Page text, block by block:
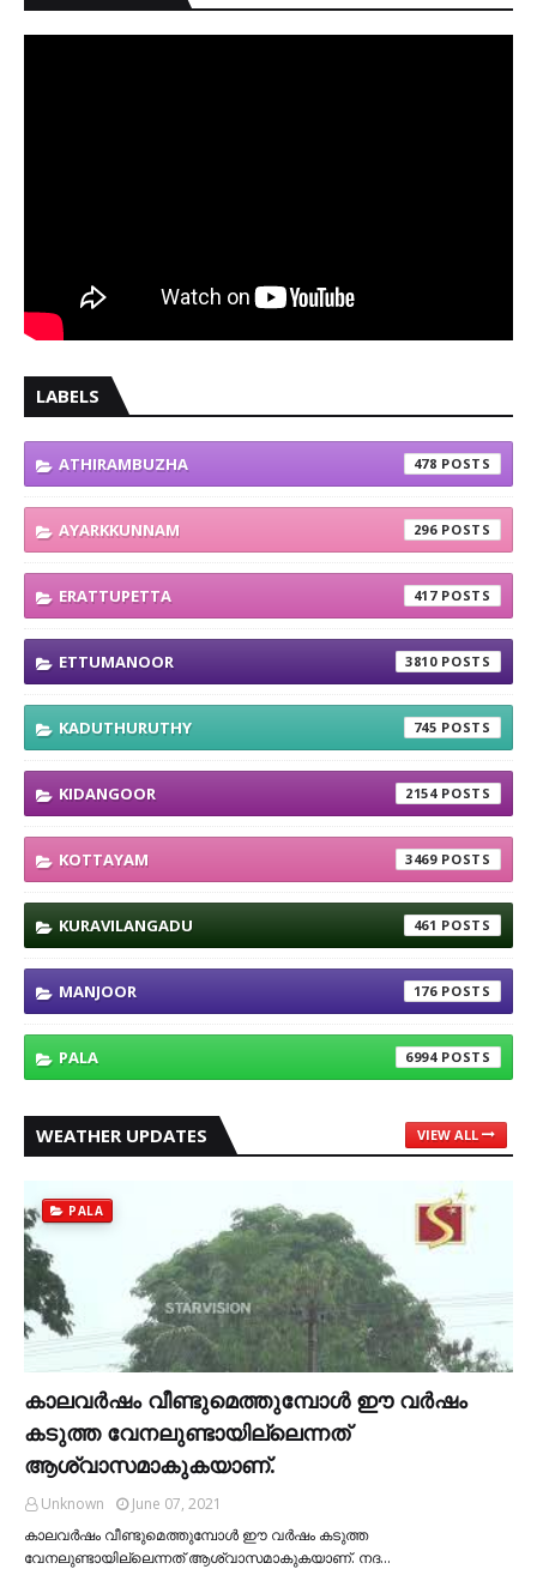
LABELS
ATHIRAMBUZHA 478
AYARKKUNNAM 296
ERATTUPETTA 417
ETTUMANOOR 3810
KADUTHURUTHY 745
KIDANGOOR 2154
KOTTAYAM 3469
KURAVILANGADU 461
MANJOOR 176
PALA 6994
WEATHER UPDATES VIEW ALL
PALA
കാലവര്‍ഷം വീണ്ടുമെത്തുമ്പോള്‍ ഈ വര്‍ഷം
കടുത്ത വേനലുണ്ടായില്ലെന്നത്
ആശ്വാസമാകുകയാണ്.
Unknown
June 07, 2021
കാലവര്‍ഷം വീണ്ടുമെത്തുമ്പോള്‍ ഈ വര്‍ഷം കടുത്ത
വേനലുണ്ടായില്ലെന്നത് ആശ്വാസമാകുകയാണ്. നദ…